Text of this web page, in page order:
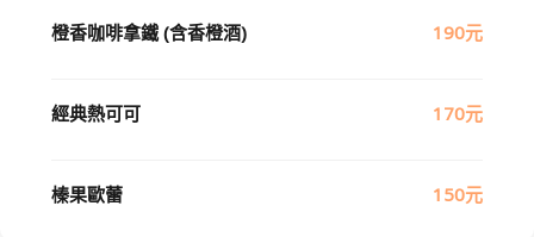
橙香咖啡拿鐵 (含香橙酒) 190元
經典熱可可 170元
榛果歐蕾 150元